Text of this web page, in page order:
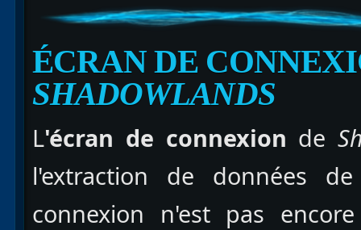
ÉCRAN DE
SHADOWLANDS
L'écran de connexion de
l'extraction de données
connexion n'est pas